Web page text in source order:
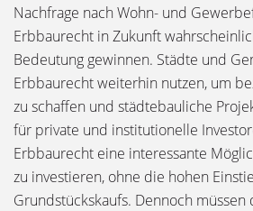
Nachfrage nach Wohn- und
Erbbaurecht in Zukunft
Bedeutung gewinnen. Städte und
Erbbaurecht weiterhin nutzen, um
zu schaffen und städtebauliche
für private und institutionelle
Erbbaurecht eine interessante
zu investieren, ohne die hohen
Grundstückskaufs. Dennoch müssen